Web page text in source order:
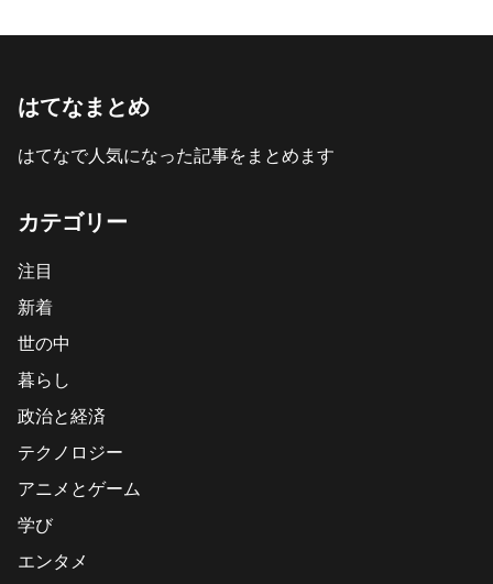
はてなまとめ
はてなで人気になった記事をまとめます
カテゴリー
注目
新着
世の中
暮らし
政治と経済
テクノロジー
アニメとゲーム
学び
エンタメ